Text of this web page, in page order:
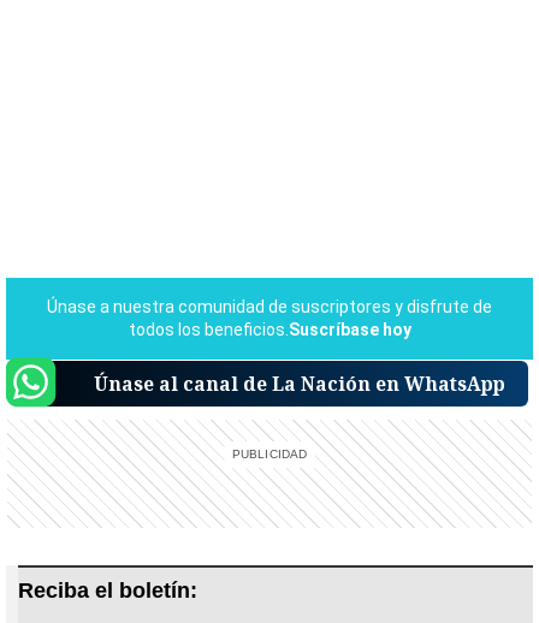
Únase al canal de La Nación en WhatsApp
Reciba el boletín: